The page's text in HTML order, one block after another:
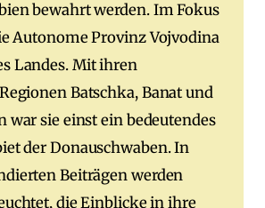
bewahrt werden. Im Fokus
Autonome Provinz Vojvodina
Landes. Mit ihren
Batschka, Banat und
war sie einst ein bedeutendes
der Donauschwaben. In
Beiträgen werden
die Einblicke in ihre